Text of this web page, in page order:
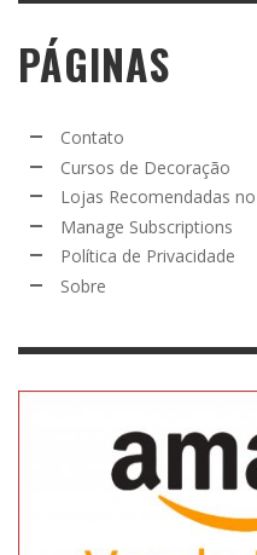
PÁGINAS
Contato
Cursos de Decoração
Lojas Recomendadas
Manage Subscriptions
Política de Privacidade
Sobre